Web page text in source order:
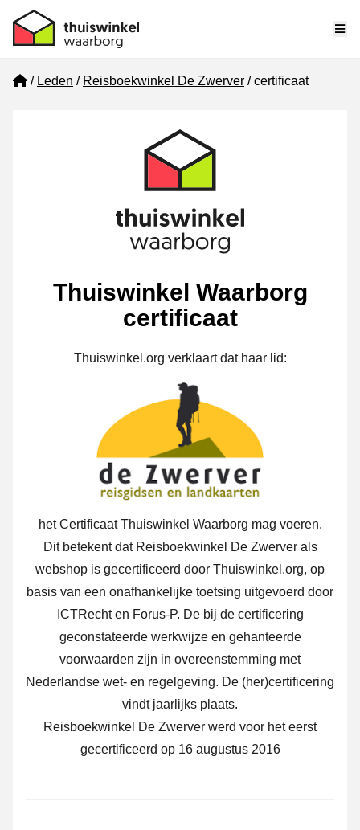
Home
Leden Reisboekwinkel De Zwerver certificaat
Thuiswinkel Waarborg
certificaat
Thuiswinkel.org verklaart dat haar lid:
het Certificaat Thuiswinkel Waarborg mag voeren.
Dit betekent dat Reisboekwinkel De Zwerver als
webshop is gecertificeerd door Thuiswinkel.org, op
basis van een onafhankelijke toetsing uitgevoerd door
ICTRecht en Forus-P. De bij de certificering
geconstateerde werkwijze en gehanteerde
voorwaarden zijn in overeenstemming met
Nederlandse wet- en regelgeving. De (her)certificering
vindt jaarlijks plaats.
Reisboekwinkel De Zwerver werd voor het eerst
gecertificeerd op 16 augustus 2016